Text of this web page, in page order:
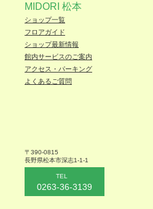
MIDORI 松本
ショップ一覧
フロアガイド
ショップ最新情報
館内サービスのご案内
アクセス・パーキング
よくあるご質問
〒390-0815
長野県松本市深志1-1-1
TEL
0263-36-3139